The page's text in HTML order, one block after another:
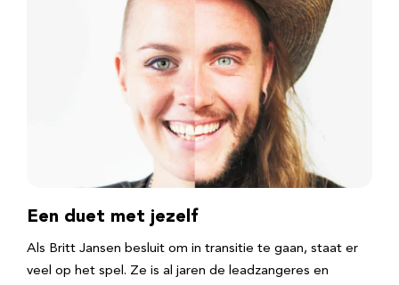
Een duet met jezelf
Als Britt Jansen besluit om in transitie te gaan, staat er
veel op het spel. Ze is al jaren de leadzangeres en